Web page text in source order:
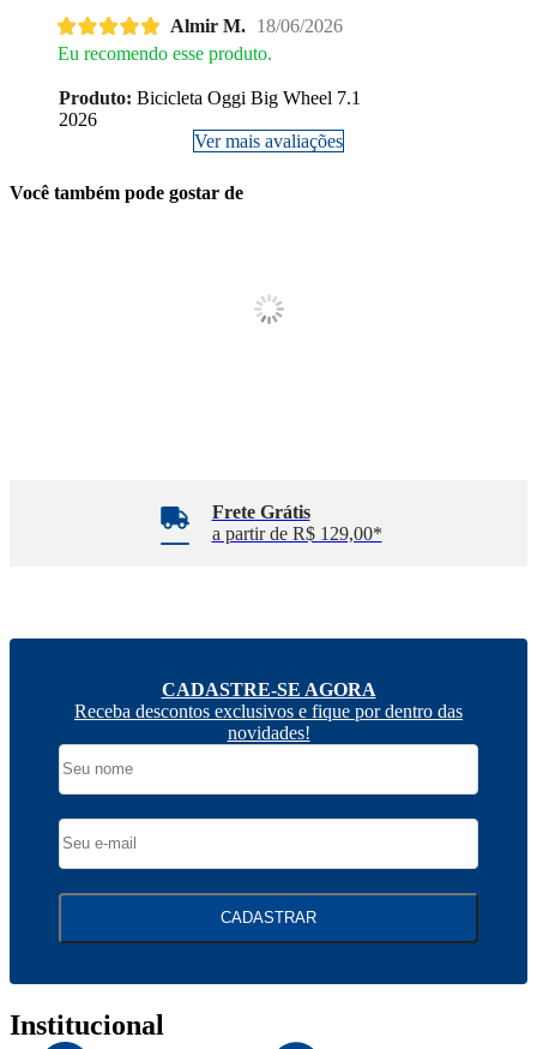
Almir M. 18/06/2026
Eu recomendo esse produto.
Produto: Bicicleta Oggi Big Wheel 7.1
2026
Ver mais avaliações
Você também pode gostar de
Frete Grátis
a partir de R$ 129,00*
CADASTRE-SE AGORA
Receba descontos exclusivos e fique por dentro das
novidades!
CADASTRAR
Institucional